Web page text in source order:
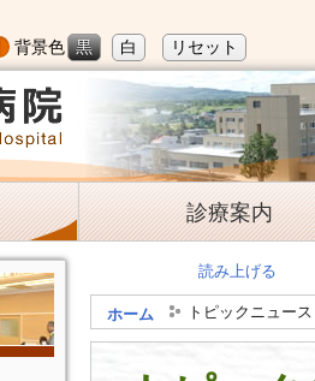
背景色 黒 白 リセット
診療案内
読み上げる
ホーム トピックニュース